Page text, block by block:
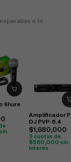
o te
Shure
sin
Amplificador
DJ PVP-6.4
$1,680,000
3 cuotas de
$560,000 sin
interés